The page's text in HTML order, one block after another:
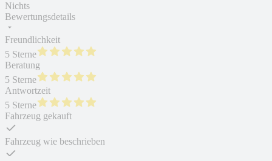
Nichts
Bewertungsdetails
Freundlichkeit
5 Sterne
Beratung
5 Sterne
Antwortzeit
5 Sterne
Fahrzeug gekauft
Fahrzeug wie beschrieben